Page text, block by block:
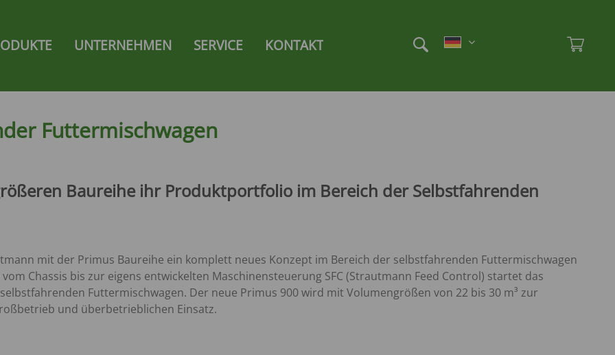
Ambion
Super-Vitesse
Magnon 9
HÄCKSEL-TRANSPORTWAGEN
Giga-Trailer
ROLLBANDWAGEN
UNTERNEHMEN
Messen
SERVICE
Strautmann Collection Shop
KONTAKT
/
Futtermischwagen
Baureihe ihr Produktportfolio im Bereich der Selbstfahrenden
mit der Primus Baureihe ein komplett neues Konzept im Bereich der selbstfahrenden Futtermischwagen
Chassis bis zur eigens entwickelten Maschinensteuerung SFC (Strautmann Feed Control) startet das
Futtermischwagen. Der neue Primus 900 wird mit Volumengrößen von 22 bis 30 m³ zur
und überbetrieblichen Einsatz.